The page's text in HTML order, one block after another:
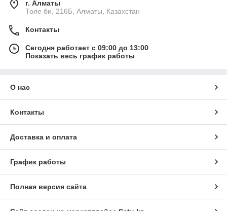
г. Алматы
Толе би, 216Б, Алматы, Казахстан
Контакты
Сегодня работает с 09:00 до 13:00
Показать весь график работы
О нас
Контакты
Доставка и оплата
График работы
Полная версия сайта